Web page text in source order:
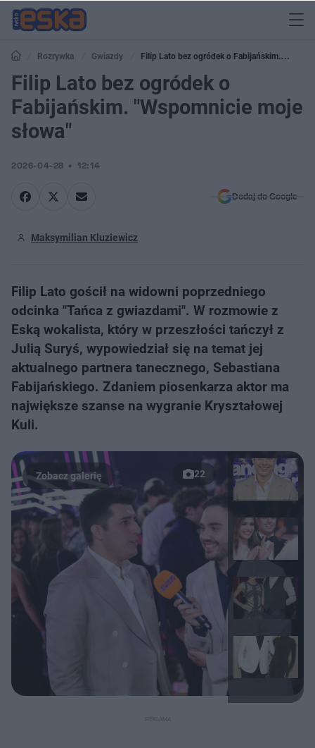
Rozrywka Gwiazdy
Filip Lato bez ogródek o Fabijańskim.
"Wspomnicie moje słowa"
Filip Lato bez ogródek o
Fabijańskim. "Wspomnicie moje
słowa"
2026-04-28 12:14
Dodaj do Google
Maksymilian Kluziewicz
Filip Lato gościł na widowni poprzedniego
odcinka "Tańca z gwiazdami". W rozmowie z
Eską wokalista, który w przeszłości tańczył z
Julią Suryś, wypowiedział się na temat jej
aktualnego partnera tanecznego, Sebastiana
Fabijańskiego. Zdaniem piosenkarza aktor ma
największe szanse na wygranie Kryształowej
Kuli.
22